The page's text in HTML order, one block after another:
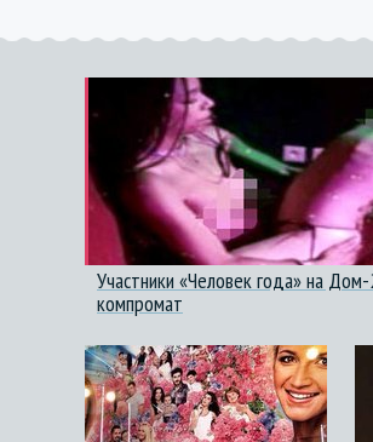
Участники «Человек года» на Дом-
компромат